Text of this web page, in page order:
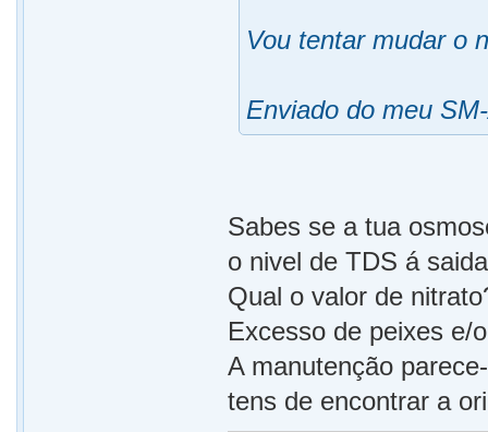
Vou tentar mudar o
Enviado do meu
Sabes se a tua
o nivel de TDS á
Qual o valor de
Excesso de peixes e/
A manutenção
tens de encontrar a